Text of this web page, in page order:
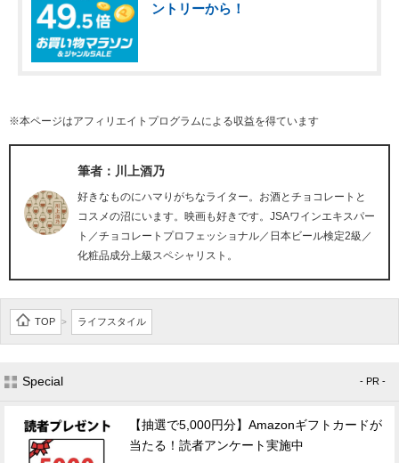
ントリーから！
※本ページはアフィリエイトプログラムによる収益を得ています
筆者：川上酒乃
好きなものにハマりがちなライター。お酒とチョコレートと
コスメの沼にいます。映画も好きです。JSAワインエキスパー
ト／チョコレートプロフェッショナル／日本ビール検定2級／
化粧品成分上級スペシャリスト。
TOP > ライフスタイル
Special - PR -
【抽選で5,000円分】Amazonギフトカードが
当たる！読者アンケート実施中